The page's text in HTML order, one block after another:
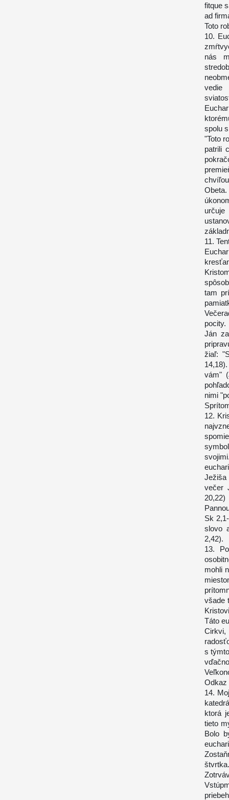
fitque
ad
Toto
10.
nás
vedie
spolu
"Toto
patrili
11.
tam
Ján
žiaľ:
vám"
nimi
12.
večer
Sk
slovo
2,42).
13.
mohli
všade
Táto
s
Odkaz
14.
ktorá
tieto
Bolo